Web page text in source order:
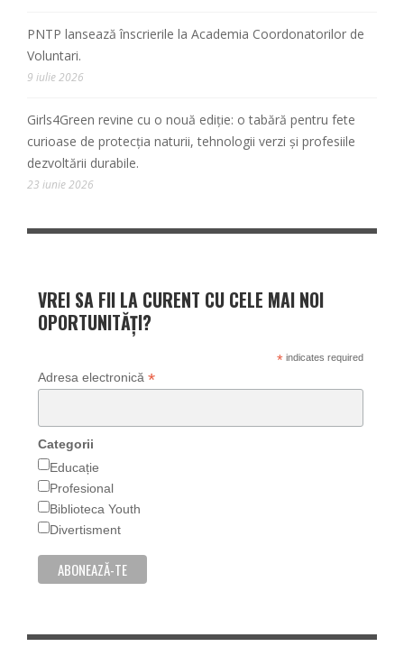
PNTP lansează înscrierile la Academia Coordonatorilor de
Voluntari.
9 iulie 2026
Girls4Green revine cu o nouă ediție: o tabără pentru fete
curioase de protecția naturii, tehnologii verzi și profesiile
dezvoltării durabile.
23 iunie 2026
VREI SA FII LA CURENT CU CELE MAI NOI
OPORTUNITĂȚI?
*indicates required
Adresa electronică *
Categorii
Educație
Profesional
Biblioteca Youth
Divertisment